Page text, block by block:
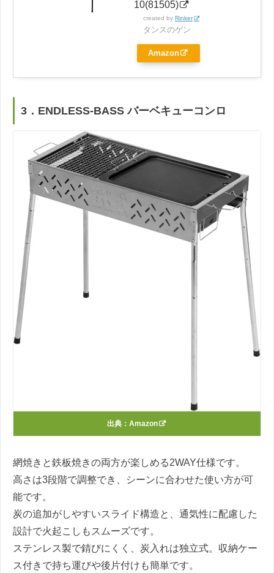
10(81505)
created by Rinker
タンスのゲン
Amazon
3．ENDLESS-BASS バーベキューコンロ
出典： Amazon
網焼きと鉄板焼きの両方が楽しめる2WAY仕様です。
高さは3段階で調整でき、シーンに合わせた使い方が可
能です。
炭の追加がしやすいスライド構造と、通気性に配慮した
設計で火起こしもスムーズです。
ステンレス製で錆びにくく、炭入れは独立式。収納ケー
ス付きで持ち運びや後片付けも簡単です。